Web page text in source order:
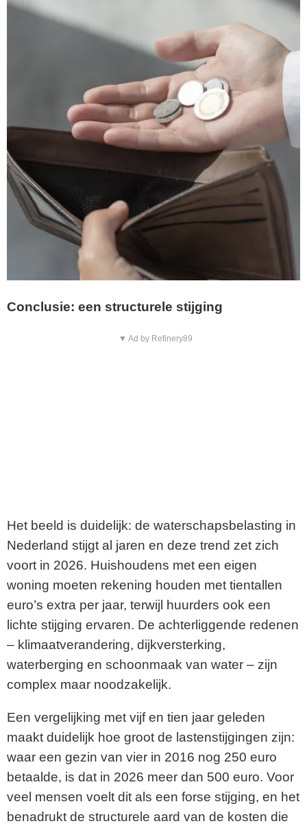
Conclusie: een structurele stijging
▼ Ad by Refinery89
Het beeld is duidelijk: de waterschapsbelasting in
Nederland stijgt al jaren en deze trend zet zich
voort in 2026. Huishoudens met een eigen
woning moeten rekening houden met tientallen
euro’s extra per jaar, terwijl huurders ook een
lichte stijging ervaren. De achterliggende redenen
– klimaatverandering, dijkversterking,
waterberging en schoonmaak van water – zijn
complex maar noodzakelijk.
Een vergelijking met vijf en tien jaar geleden
maakt duidelijk hoe groot de lastenstijgingen zijn:
waar een gezin van vier in 2016 nog 250 euro
betaalde, is dat in 2026 meer dan 500 euro. Voor
veel mensen voelt dit als een forse stijging, en het
benadrukt de structurele aard van de kosten die